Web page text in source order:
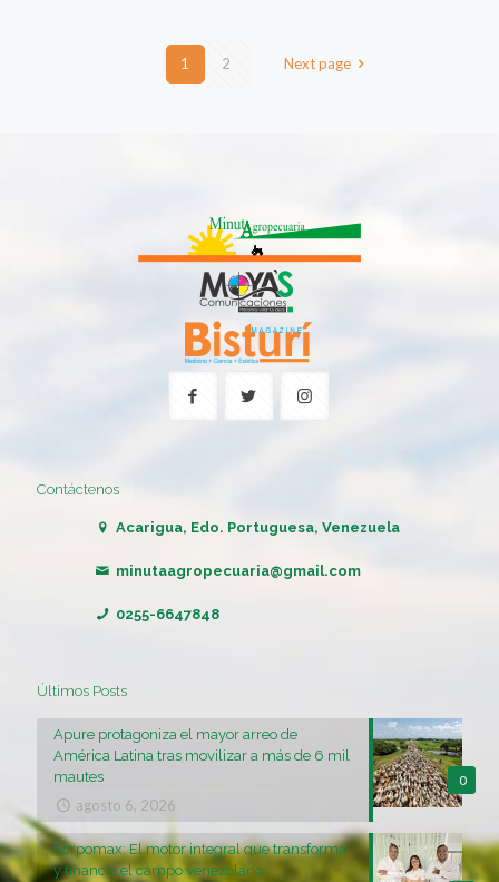
1 2 Next page
Contáctenos
Acarigua, Edo. Portuguesa, Venezuela
minutaagropecuaria@gmail.com
0255-6647848
Últimos Posts
0
Apure protagoniza el mayor arreo de
América Latina tras movilizar a más de 6 mil
mautes
agosto 6, 2026
Corpomax: El motor integral que transforma
y financia el campo venezolano